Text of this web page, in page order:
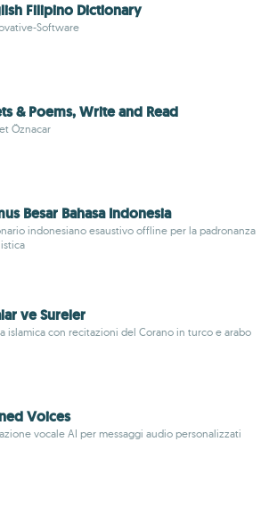
Filipino Dictionary
Software
& Poems, Write and Read
Öznacar
Besar Bahasa Indonesia
indonesiano esaustivo offline per la padronanza
ve Sureler
islamica con recitazioni del Corano in turco e arabo
Voices
vocale AI per messaggi audio personalizzati